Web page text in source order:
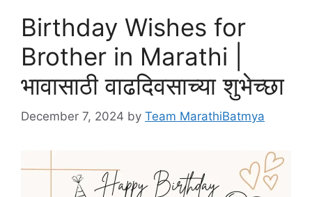
Birthday Wishes for
Brother in Marathi |
भावासाठी वाढदिवसाच्या शुभेच्छा
December 7, 2024 by Team MarathiBatmya